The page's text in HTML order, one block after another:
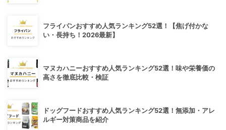
フライパンおすすめ人気ランキング52選！【焦げ付かな
い・長持ち！2026最新】
マヌカハニーおすすめ人気ランキング52選！味や栄養価の
高さを徹底比較・検証
ドッグフードおすすめ人気ランキング52選！無添加・アレ
ルギー対策商品を紹介